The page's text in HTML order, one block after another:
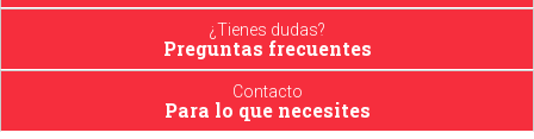
¿Tienes dudas?
Preguntas frecuentes
Contacto
Para lo que necesites